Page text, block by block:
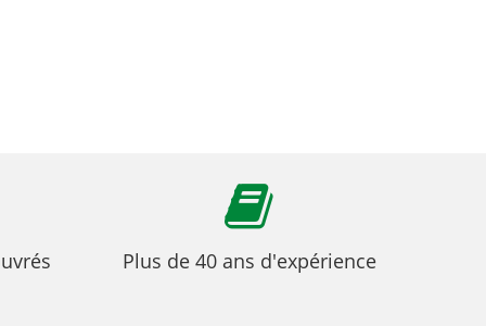
Plus de 40 ans d'expérience